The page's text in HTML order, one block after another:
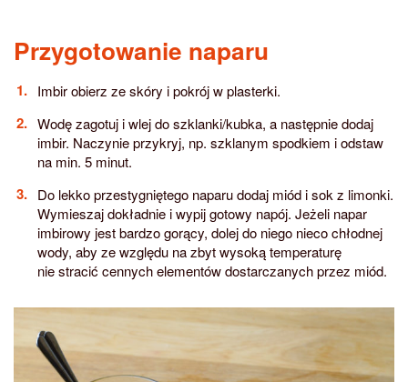
Przygotowanie naparu
Imbir obierz ze skóry i pokrój w plasterki.
Wodę zagotuj i wlej do szklanki/kubka, a następnie dodaj
imbir. Naczynie przykryj, np. szklanym spodkiem i odstaw
na min. 5 minut.
Do lekko przestygniętego naparu dodaj miód i sok z limonki.
Wymieszaj dokładnie i wypij gotowy napój. Jeżeli napar
imbirowy jest bardzo gorący, dolej do niego nieco chłodnej
wody, aby ze względu na zbyt wysoką temperaturę
nie stracić cennych elementów dostarczanych przez miód.